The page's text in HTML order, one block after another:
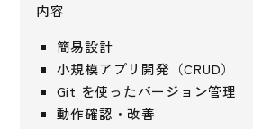
内容
簡易設計
小規模アプリ開発（CRUD）
Git を使ったバージョン管理
動作確認・改善